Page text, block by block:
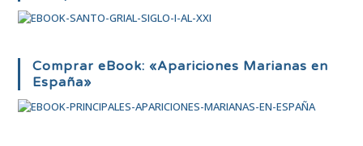
Comprar eBook: «Apariciones Marianas en
España»